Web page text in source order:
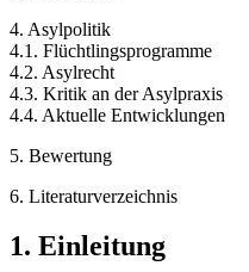
4. Asylpolitik
4.1. Flüchtlingsprogramme
4.2. Asylrecht
4.3. Kritik an der Asylpraxis
4.4. Aktuelle Entwicklungen
5. Bewertung
6. Literaturverzeichnis
1. Einleitung